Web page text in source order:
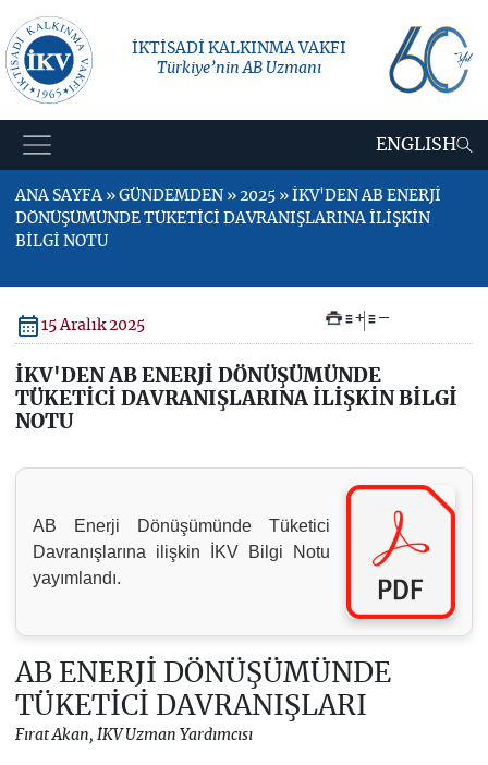
İKTİSADİ KALKINMA VAKFI
Türkiye’nin AB Uzmanı
ENGLISH
ANA SAYFA » GÜNDEMDEN » 2025 » İKV'DEN AB ENERJİ
DÖNÜŞÜMÜNDE TÜKETİCİ DAVRANIŞLARINA İLİŞKİN
BİLGİ NOTU
15 Aralık 2025 + –
İKV'DEN AB ENERJİ DÖNÜŞÜMÜNDE
TÜKETİCİ DAVRANIŞLARINA İLİŞKİN BİLGİ
NOTU
AB Enerji Dönüşümünde Tüketici
Davranışlarına ilişkin İKV Bilgi Notu
yayımlandı.
AB ENERJİ DÖNÜŞÜMÜNDE
TÜKETİCİ DAVRANIŞLARI
Fırat Akan, İKV Uzman Yardımcısı